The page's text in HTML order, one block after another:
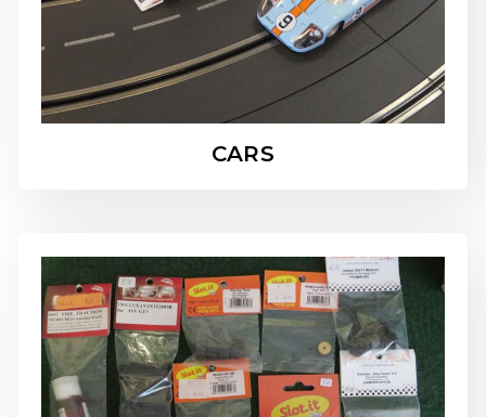
CARS